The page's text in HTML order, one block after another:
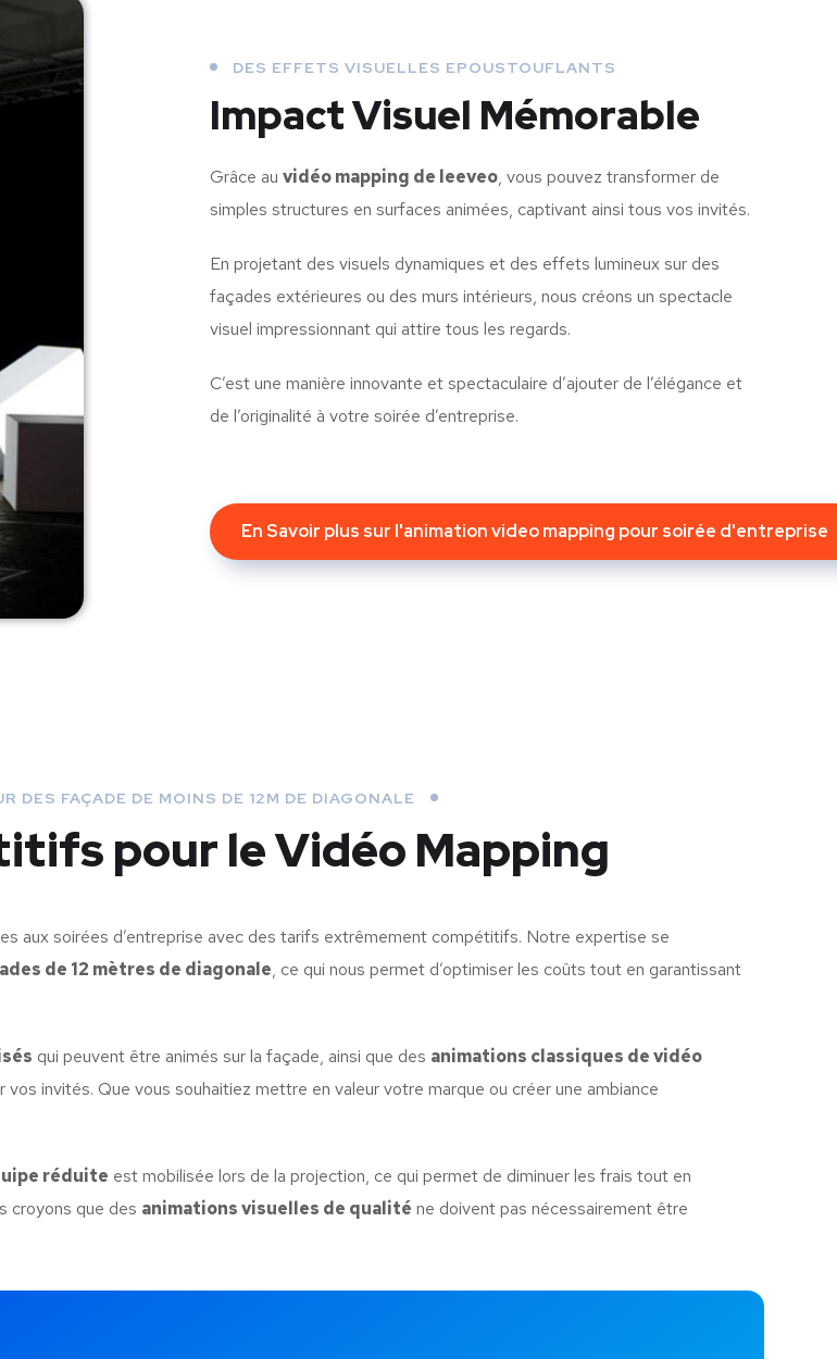
DES EFFETS VISUELLES EPOUSTOUFLANTS
Impact Visuel Mémorable
Grâce au vidéo mapping de leeveo, vous pouvez transformer de
simples structures en surfaces animées, captivant ainsi tous vos invités.
En projetant des visuels dynamiques et des effets lumineux sur des
façades extérieures ou des murs intérieurs, nous créons un spectacle
visuel impressionnant qui attire tous les regards.
C’est une manière innovante et spectaculaire d’ajouter de l’élégance et
de l’originalité à votre soirée d’entreprise.
En Savoir plus sur l'animation video mapping pour soirée d'entreprise
DES FAÇADE DE MOINS DE 12M DE DIAGONALE
pour le Vidéo Mapping
aux soirées d’entreprise avec des tarifs extrêmement compétitifs. Notre expertise se
de 12 mètres de diagonale, ce qui nous permet d’optimiser les coûts tout en garantissant
qui peuvent être animés sur la façade, ainsi que des animations classiques de vidéo
vos invités. Que vous souhaitiez mettre en valeur votre marque ou créer une ambiance
réduite est mobilisée lors de la projection, ce qui permet de diminuer les frais tout en
croyons que des animations visuelles de qualité ne doivent pas nécessairement être